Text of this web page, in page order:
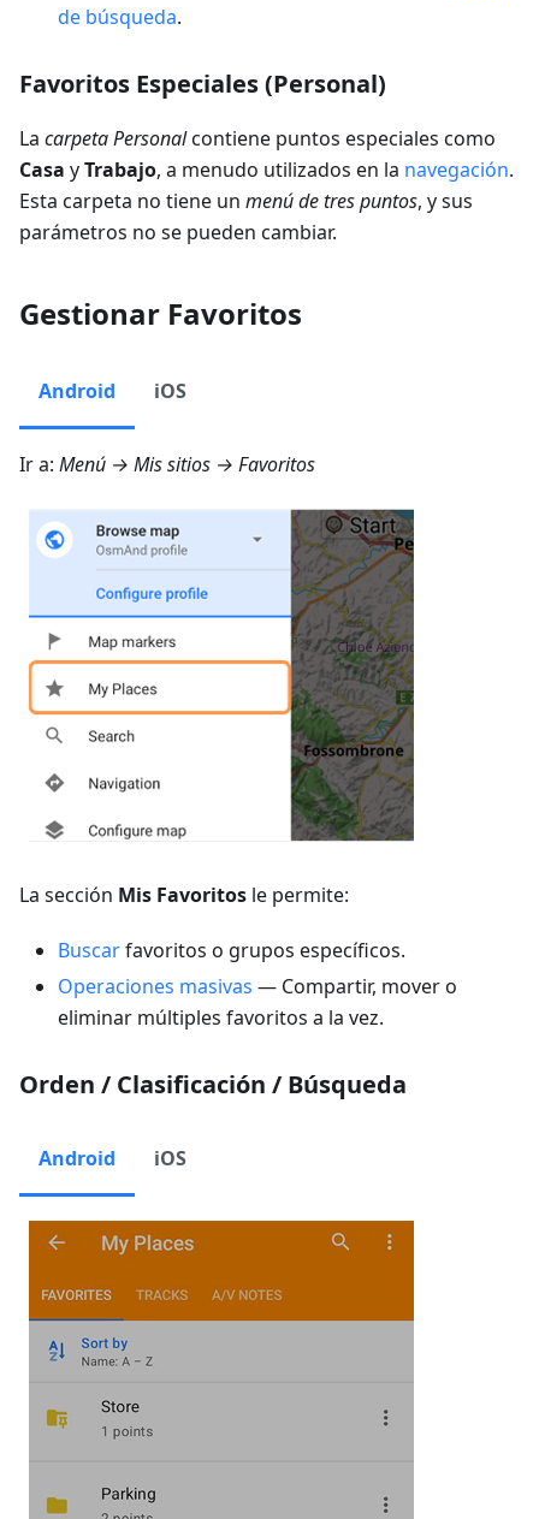
de búsqueda.
Favoritos Especiales (Personal)
La carpeta Personalcontiene puntos especiales como
Casa yTrabajo, a menudo utilizados en la navegación.
Esta carpeta no tiene un menú de tres puntos, y sus
parámetros no se pueden cambiar.
Gestionar Favoritos
Android iOS
Ir a: Menú → Mis sitios → Favoritos
La sección Mis Favoritos le permite:
Buscarfavoritos o grupos específicos.
Operaciones masivas — Compartir, mover o
eliminar múltiples favoritos a la vez.
Orden / Clasificación / Búsqueda
Android iOS